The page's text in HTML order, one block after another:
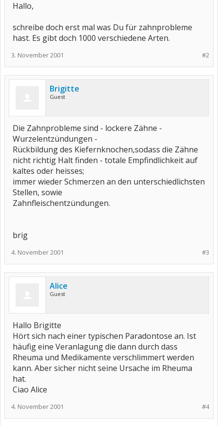
Hallo,
schreibe doch erst mal was Du für zahnprobleme
hast. Es gibt doch 1000 verschiedene Arten.
#2
3. November 2001
Brigitte
Guest
Die Zahnprobleme sind - lockere Zähne -
Wurzelentzündungen -
Rückbildung des Kiefernknochen,sodass die Zähne
nicht richtig Halt finden - totale Empfindlichkeit auf
kaltes oder heisses;
immer wieder Schmerzen an den unterschiedlichsten
Stellen, sowie
Zahnfleischentzündungen.
brig
#3
4. November 2001
Alice
Guest
Hallo Brigitte
Hört sich nach einer typischen Paradontose an. Ist
häufig eine Veranlagung die dann durch dass
Rheuma und Medikamente verschlimmert werden
kann. Aber sicher nicht seine Ursache im Rheuma
hat.
Ciao Alice
#4
4. November 2001